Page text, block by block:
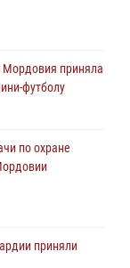
Мордовия приняла
футболу
по охране
приняли